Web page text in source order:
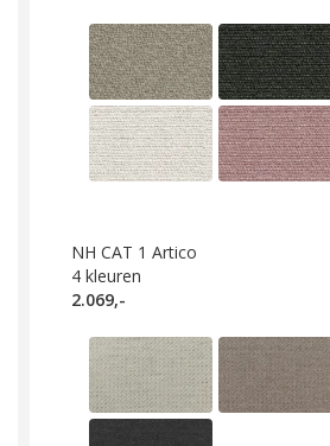
NH CAT 1 Artico
4 kleuren
2.069,-